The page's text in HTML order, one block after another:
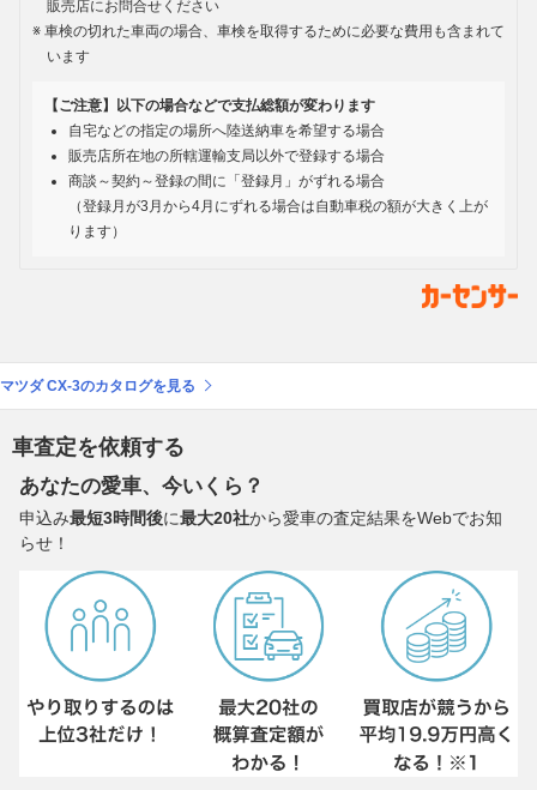
販売店にお問合せください
車検の切れた車両の場合、車検を取得するために必要な費用も含まれて
います
【ご注意】以下の場合などで支払総額が変わります
自宅などの指定の場所へ陸送納車を希望する場合
販売店所在地の所轄運輸支局以外で登録する場合
商談～契約～登録の間に「登録月」がずれる場合
（登録月が3月から4月にずれる場合は自動車税の額が大きく上が
ります）
マツダ CX-3のカタログを見る
車査定を依頼する
あなたの愛車、今いくら？
申込み最短3時間後に最大20社から愛車の査定結果をWebでお知
らせ！